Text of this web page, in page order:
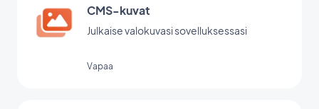
CMS-kuvat
Julkaise valokuvasi sovelluksessasi
Vapaa